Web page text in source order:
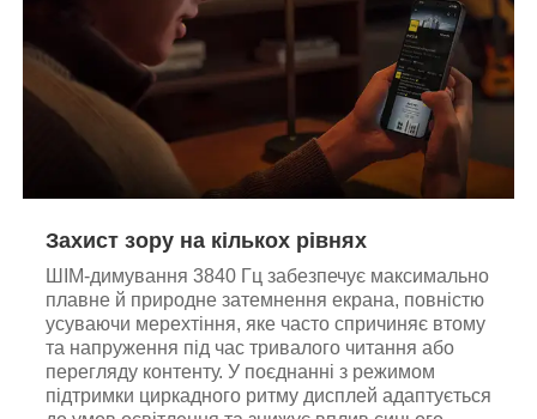
Захист зору на кількох рівнях
ШІМ-димування 3840 Гц забезпечує максимально
плавне й природне затемнення екрана, повністю
усуваючи мерехтіння, яке часто спричиняє втому
та напруження під час тривалого читання або
перегляду контенту. У поєднанні з режимом
підтримки циркадного ритму дисплей адаптується